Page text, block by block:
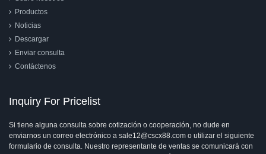
Productos
Noticias
Descargar
Enviar consulta
Contáctenos
Inquiry For Pricelist
Si tiene alguna consulta sobre cotización o cooperación, no dude en
enviarnos un correo electrónico a sale12@cscx88.com o utilizar el siguiente
formulario de consulta. Nuestro representante de ventas se comunicará con